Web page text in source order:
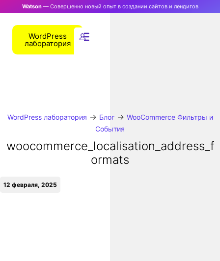
Watson— Совершенно новый опыт в создании сайтов и лендигов
WordPress
лаборатория
WordPress лаборатория → Блог→ WooCommerce Фильтры и
События
woocommerce_localisation_address_f
ormats
12 февраля, 2025